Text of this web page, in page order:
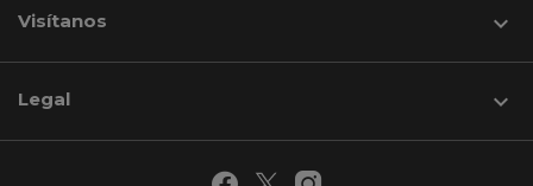
Visítanos keyboard_arrow_down
Legal 